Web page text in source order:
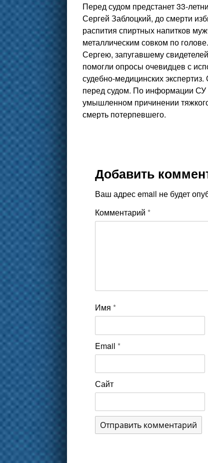
Перед судом предстанет 33-
Сергей Заблоцкий, до смерти
распития спиртных напитков
металлическим совком по
Сергею, запугавшему
помогли опросы очевидцев с
судебно-медицинских
перед судом. По информации СУ
умышленном причинении
смерть потерпевшего.
Добавить
Ваш адрес email не будет
Комментарий *
Имя *
Email *
Сайт